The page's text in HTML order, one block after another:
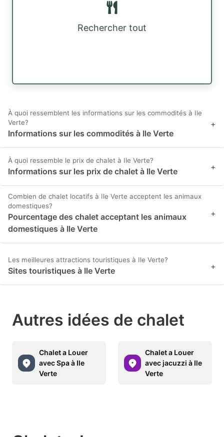
Rechercher tout
À quoi ressemblent les informations sur les commodités à Ile
Verte?
Informations sur les commodités à Ile Verte
+
À quoi ressemble le prix de chalet à Ile Verte?
Informations sur les prix de chalet à Ile Verte +
Combien de chalet locatifs à Ile Verte acceptent les animaux
domestiques?
Pourcentage des chalet acceptant les animaux
domestiques à Ile Verte
+
Les meilleures attractions touristiques à Ile Verte?
Sites touristiques à Ile Verte +
Autres idées de chalet
Chalet a Louer
avec Spa à Ile
Verte
Chalet a Louer
avec jacuzzi à Ile
Verte